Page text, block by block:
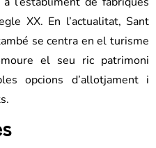
XX. En l’actualitat, Sant
se centra en el turisme
el seu ric patrimoni
opcions d’allotjament i